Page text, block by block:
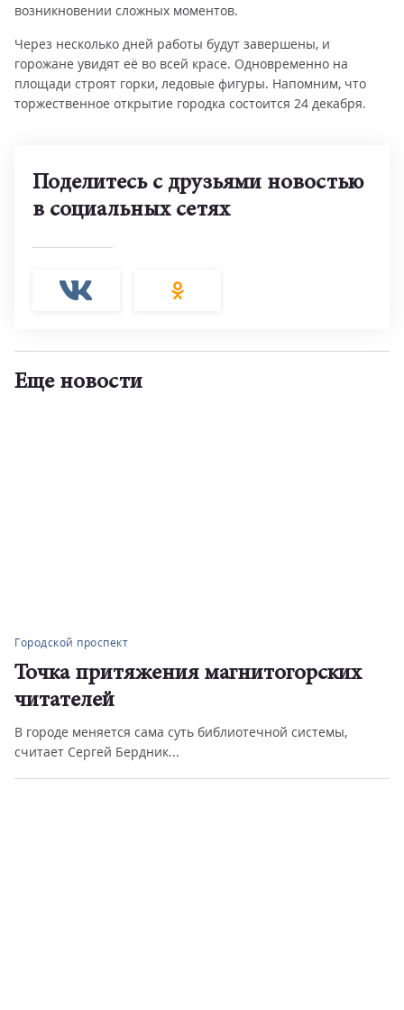
возникновении сложных моментов.
Через несколько дней работы будут завершены, и
горожане увидят её во всей красе. Одновременно на
площади строят горки, ледовые фигуры. Напомним, что
торжественное открытие городка состоится 24 декабря.
Поделитесь с друзьями новостью
в социальных сетях
Еще новости
Городской проспект
Точка притяжения магнитогорских
читателей
В городе меняется сама суть библиотечной системы,
считает Сергей Бердник...